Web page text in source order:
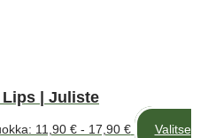
Lips | Juliste
11,90 € - 17,90 €
Valitse